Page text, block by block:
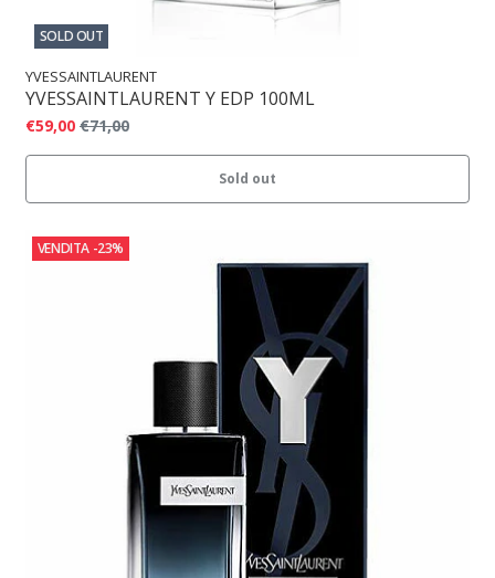
SOLD OUT
YVESSAINTLAURENT
YVESSAINTLAURENT Y EDP 100ML
€59,00 €71,00
Sold out
VENDITA -23%